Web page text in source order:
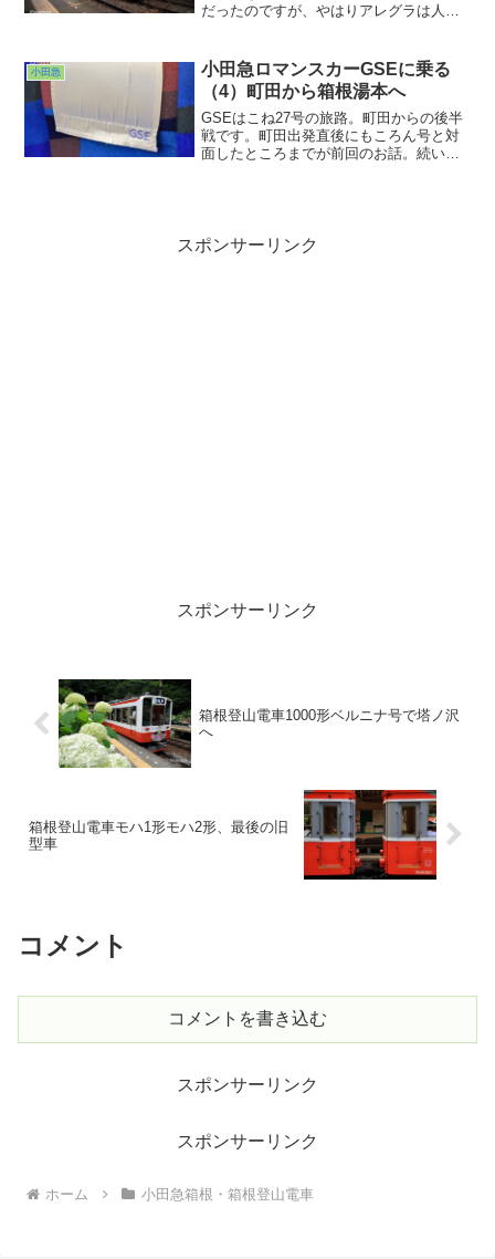
だったのですが、やはりアレグラは人気
ツの方に乗り込みました。やはりロング
シートだと外を見るの大変だわ。首と腰
が痛くなりました。
小田急
小田急ロマンスカーGSEに乗る
（4）町田から箱根湯本へ
GSEはこね27号の旅路。町田からの後半
戦です。町田出発直後にもころん号と対
面したところまでが前回のお話。続いて
スポンサーリンク
スポンサーリンク
箱根登山電車1000形ベルニナ号で塔ノ沢
へ
箱根登山電車モハ1形モハ2形、最後の旧
型車
コメント
コメントを書き込む
スポンサーリンク
スポンサーリンク
ホーム 小田急箱根・箱根登山電車